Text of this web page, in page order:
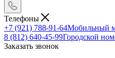
Телефоны
+7 (921) 788-91-64Мобильный
8 (812) 640-45-99Городской
Заказать звонок